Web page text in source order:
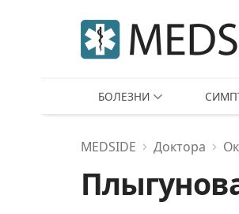
БОЛЕЗНИ
MEDSIDE Доктора